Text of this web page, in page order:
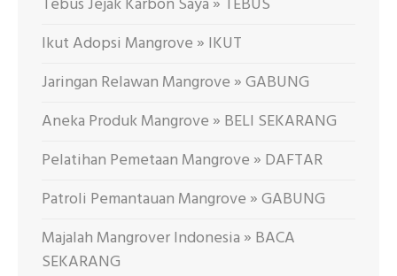
Ikut Adopsi Mangrove » IKUT
Jaringan Relawan Mangrove » GABUNG
Aneka Produk Mangrove » BELI SEKARANG
Pelatihan Pemetaan Mangrove » DAFTAR
Patroli Pemantauan Mangrove » GABUNG
Majalah Mangrover Indonesia » BACA
SEKARANG